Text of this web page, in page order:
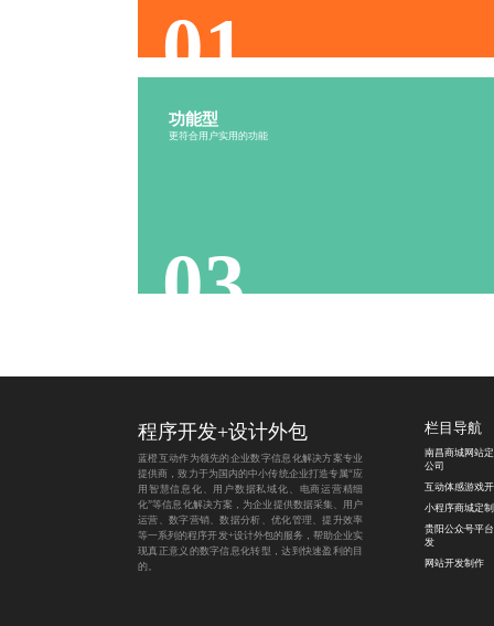
01
功能型
更符合用户实用的功能
03
程序开发+设计外包
蓝橙互动作为领先的企业数字信息化解决方案专业
提供商，致力于为国内的中小传统企业打造专属“应
用智慧信息化、用户数据私域化、电商运营精细
化”等信息化解决方案，为企业提供数据采集、用户
运营、数字营销、数据分析、优化管理、提升效率
等一系列的程序开发+设计外包的服务，帮助企业实
现真正意义的数字信息化转型，达到快速盈利的目
的。
栏目导航
南昌商城网站
公司
互动体感游戏
小程序商城定制
贵阳公众号平
发
网站开发制作